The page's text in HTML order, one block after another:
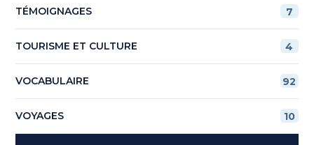
TÉMOIGNAGES 7
TOURISME ET CULTURE 4
VOCABULAIRE 92
VOYAGES 10